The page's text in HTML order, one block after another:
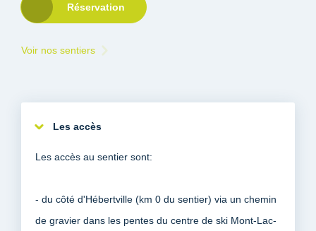
Réservation
Voir nos sentiers
Les accès
Les accès au sentier sont:
- du côté d'Hébertville (km 0 du sentier) via un chemin
de gravier dans les pentes du centre de ski Mont-Lac-